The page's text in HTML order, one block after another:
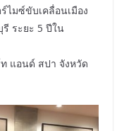
ไมซ์ขับเคลื่อนเมือง
ระยะ 5 ปีใน
แอนด์ สปา จังหวัด